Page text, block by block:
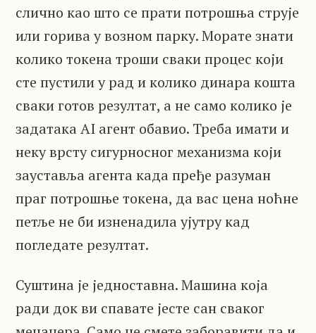
слично као што се прати потрошња струје
или горива у возном парку. Морате знати
колико токена троши сваки процес који
сте пустили у рад и колико динара кошта
сваки готов резултат, а не само колико је
задатака AI агент обавио. Треба имати и
неку врсту сигурносног механизма који
зауставља агента када пређе разуман
праг потрошње токена, да вас цена ноћне
петље не би изненадила ујутру кад
погледате резултат.
Суштина је једноставна. Машина која
ради док ви спавате јесте сан сваког